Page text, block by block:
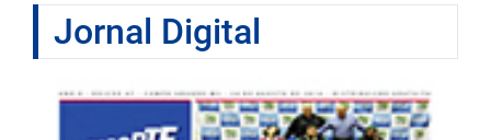
Jornal Digital